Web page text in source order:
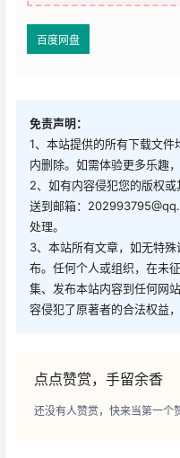
百度网盘
免责声明：
1、本站提供的所有下载文
内删除。如需体验更多乐趣，
2、如有内容侵犯您的版权
送到邮箱：
处理。
3、本站所有文章，如无特
布。任何个人或组织，在未
集、发布本站内容到任何网
容侵犯了原著者的合法权益
点点赞赏，手留余香
还没有人赞赏，快来当第一个